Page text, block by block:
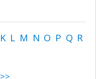
K L M N O P Q R
>>